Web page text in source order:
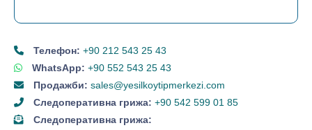
Телефон: +90 212 543 25 43
WhatsApp: +90 552 543 25 43
Продажби: sales@yesilkoytipmerkezi.com
Следоперативна грижа: +90 542 599 01 85
Следоперативна грижа: